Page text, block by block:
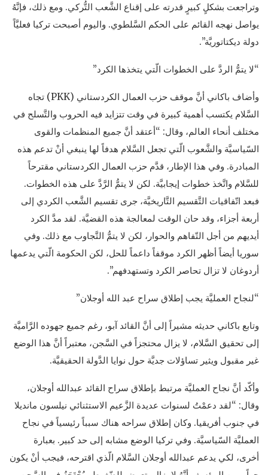
وتراجعت بشكلٍ كبيرٍ قدرته على إقناع الشَّعب التُّركي. ومع ذلك، فإنَّهُ
يواصل نهجه القائم على الحكم السَّلطوي. واليوم أصبحت تركيا فعليَّاً
دولة ديكتاتوريَّة”.
“لا يتمُّ الردَّ على الخطوات الّتي يتخذها الكرد”
وأضاف باكاني أنَّ موقف حزب العمال الكردستاني (PKK) تجاه
السَّلام يكتسب أهمية كبيرة في وقت تتزايد فيه الحروب والتَّسلح في
مختلف أنحاء العالم، وقال: “أعتقد أنَّ جميع المنظمات والقوى
السّياسيَّة والشَّعوب الّتي تجعل السَّلام هدفاً لها ينبغي أنْ تدعم هذه
المبادرة. وفي هذا الإطار، قدَّم حزب العمال الكردستاني مقترحاً
للسَّلام واتَّخذ خطوات إيجابيَّة. لكن لا يتمُّ الرَّدَّ على هذه الخطوات.
فبعد اتّفاقيات التَّقسيم التَّاريخيَّة، جرى تقسيم الشَّعب الكردي إلى
أربعة أجزاء، وقد حان الوقت لمعالجة هذه القضيَّة. لقد مدَّ الكرد
أيديهم من أجل التّفاهم والحوار، لكن لا يتمُّ التَّجاوب مع ذلك. وفي
سوريا أيضاً أظهر الكرد موقفاً داعماً للحل، لكن الحكومة الّتي يدعمها
أردوغان لا تزال تحاصر الكرد وتستهدفهم”.
“لنجاح العمليَّة يجب إطلاق سراح عبد الله أوجلان”
وتابع باكاني حديثه مشيراً إلى أنَّ القائد آبو، رغم جميع جهوده الرَّاميَّة
إلى تحقيق السَّلام، لا يزال محتجزاً في السَّجن، معتبراً أنَّ هذا الوضع
غير مقبول ويثير تساؤلات جديَّة حول نوايا الدَّولة الحقيقيَّة.
وأكّد أنَّ نجاح العمليَّة مرتبط بإطلاق سراح القائد عبدالله أوجلان،
وقال: “لقد دعمْتُ لسنوات عديدة الزَّعيم الاستثنائي نيلسون مانديلا
في جنوب أفريقيا. وكان إطلاق سراحه هناك سبباً رئيسياً في نجاح
العمليَّة السّياسيَّة. وفي تركيا الوضع مشابه إلى حد كبير. بعبارة
أخرى، لكي يدعم عبدالله أوجلان السَّلام الّذي اقترحه، فيجب أنْ يكون